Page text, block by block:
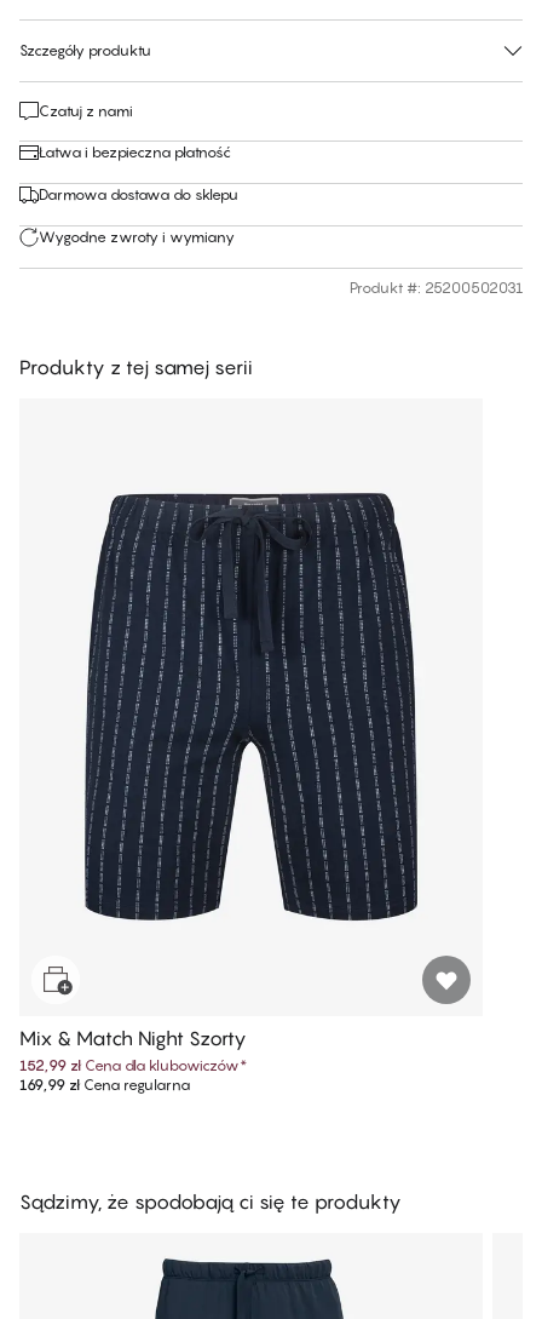
Szczegóły produktu
Czatuj z nami
Łatwa i bezpieczna płatność
Darmowa dostawa do sklepu
Wygodne zwroty i wymiany
Produkt #: 25200502031
Produkty z tej samej serii
Mix & Match Night Szorty
152,99 zł Cena dla klubowiczów*
169,99 złCena regularna
Sądzimy, że spodobają ci się te produkty